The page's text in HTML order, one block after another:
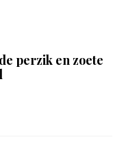
perzik en zoete